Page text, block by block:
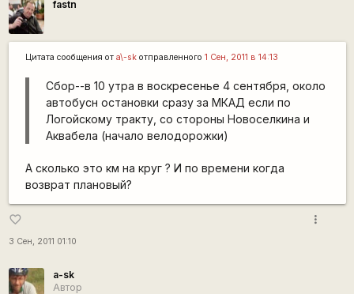
fastn
Цитата сообщения от a\-skотправленного 1 Сен, 2011 в 14:13
Сбор--в 10 утра в воскресенье 4 сентября, около
автобусн остановки сразу за МКАД если по
Логойскому тракту, со стороны Новоселкина и
Аквабела (начало велодорожки)
А сколько это км на круг ? И по времени когда
возврат плановый?
favorite_border
3 Сен, 2011 01:10
more_vert
a-sk
Автор